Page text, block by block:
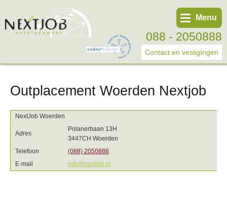
088 - 2050888
Contact en vestigingen
Menu
Werknemer
Werkgever
Trainingen
Outplacement Woerden Nextjob
NextJob Woerden
Adres
Polanerbaan 13H
3447CH Woerden
Telefoon
(088) 2050888
E-mail
info@nextjob.nl